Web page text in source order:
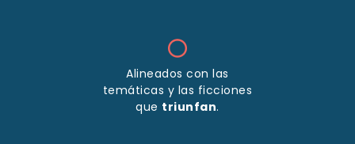
Alineados con las
temáticas y las ficciones
que triunfan.